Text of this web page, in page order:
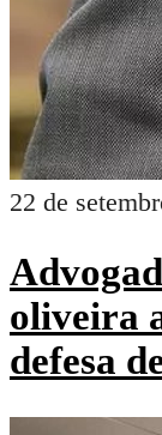
22 de
oliveira
defesa